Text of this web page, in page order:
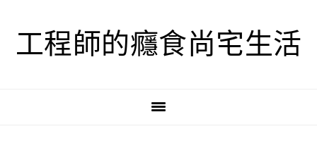
工程師的癮食尚宅生活